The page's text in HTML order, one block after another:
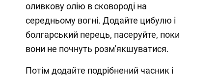
оливкову олію в сковороді на
середньому вогні. Додайте цибулю і
болгарський перець, пасеруйте, поки
вони не почнуть розм'якшуватися.
Потім додайте подрібнений часник і